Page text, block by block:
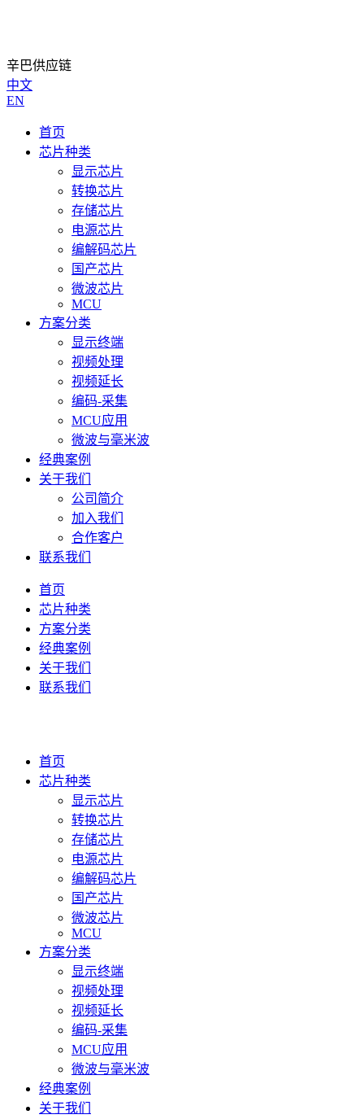
辛巴供应链
中文
EN
首页
芯片种类
显示芯片
转换芯片
存储芯片
电源芯片
编解码芯片
国产芯片
微波芯片
MCU
方案分类
显示终端
视频处理
视频延长
编码-采集
MCU应用
微波与毫米波
经典案例
关于我们
公司简介
加入我们
合作客户
联系我们
首页
芯片种类
方案分类
经典案例
关于我们
联系我们
首页
芯片种类
显示芯片
转换芯片
存储芯片
电源芯片
编解码芯片
国产芯片
微波芯片
MCU
方案分类
显示终端
视频处理
视频延长
编码-采集
MCU应用
微波与毫米波
经典案例
关于我们